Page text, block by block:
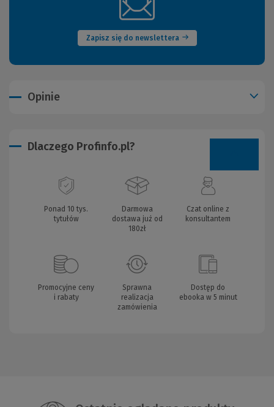
Zapisz się do newslettera
(Nowe
okno)
Opinie
Dlaczego Profinfo.pl?
Ponad 10 tys.
tytułów
Darmowa
dostawa już od
180zł
Czat online z
konsultantem
Promocyjne ceny
i rabaty
Sprawna
realizacja
zamówienia
Dostęp do
ebooka w 5 minut